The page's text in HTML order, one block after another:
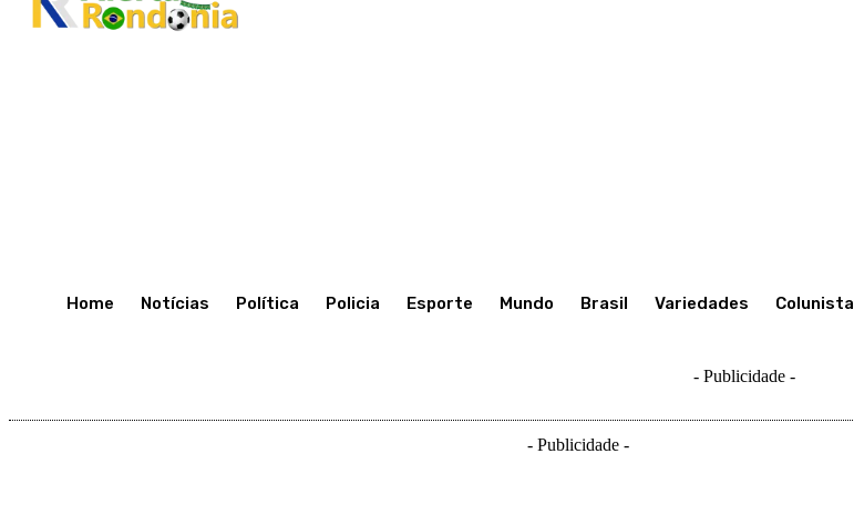
Home Notícias Política Policia Esporte Mundo Brasil Variedades Colunista
- Publicidade -
- Publicidade -